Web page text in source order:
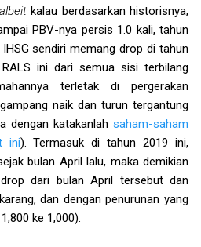
albeitkalau berdasarkan historisnya,
PBV-nya persis 1.0 kali, tahun
sendiri memang drop di tahun
ini dari semua sisi terbilang
terletak di pergerakan
naik dan turun tergantung
dengan katakanlah saham-saham
ini). Termasuk di tahun 2019 ini,
bulan April lalu, maka demikian
dari bulan April tersebut dan
dan dengan penurunan yang
ke 1,000).